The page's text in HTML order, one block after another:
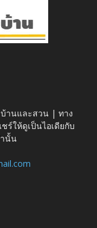
านและสวน | ทาง
ร์ให้ดูเป็นไอเดียกับ
นั้น